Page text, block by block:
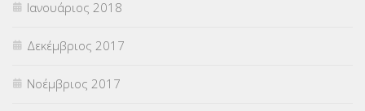
Ιανουάριος 2018
Δεκέμβριος 2017
Νοέμβριος 2017